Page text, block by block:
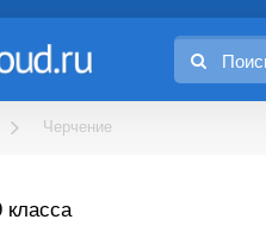
Черчение
класса